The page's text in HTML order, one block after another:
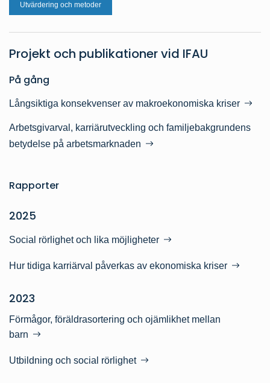
Utvärdering och metoder
Projekt och publikationer vid IFAU
På gång
Långsiktiga konsekvenser av makroekonomiska kriser
Arbetsgivarval, karriärutveckling och familjebakgrundens
betydelse på arbetsmarknaden
Rapporter
2025
Social rörlighet och lika möjligheter
Hur tidiga karriärval påverkas av ekonomiska kriser
2023
Förmågor, föräldrasortering och ojämlikhet mellan
barn
Utbildning och social rörlighet